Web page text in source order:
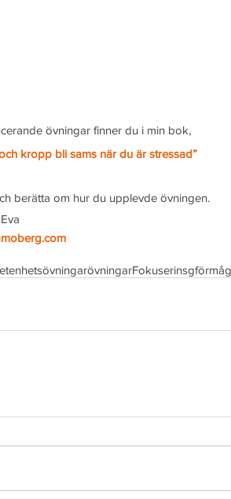
övningar finner du i min bok,
kropp bli sams när du är stressad”
berätta om hur du upplevde övningen.
Eva
övningar